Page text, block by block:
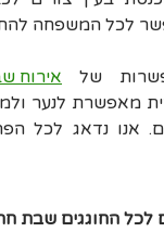
לכל המשפחה
של
אירוח
מאפשרת לנער
אנו נדאג לכל
לכל החוגגים שבת